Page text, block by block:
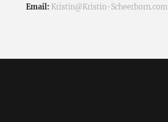
Email: Kristin@Kristin-Scheerhorn.com